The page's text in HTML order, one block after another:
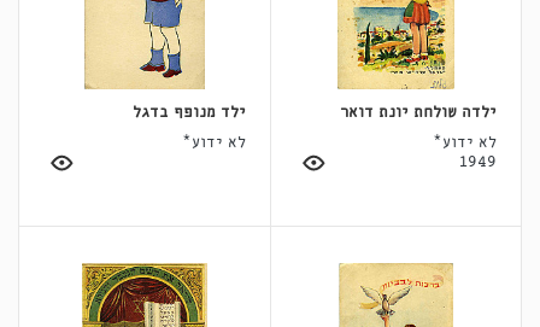
ילדה שולחת יונת דואר
לא ידוע*
1949
ילד מנופף בדגל
לא ידוע*